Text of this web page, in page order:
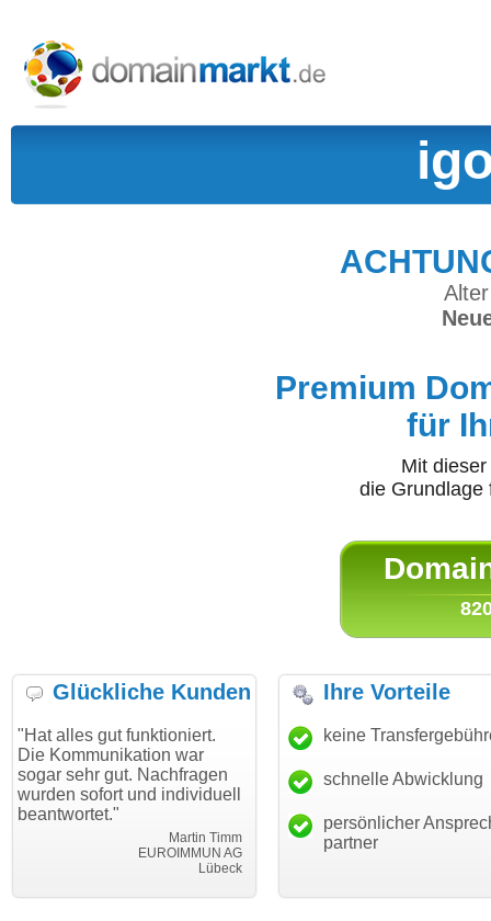
Premium
für
Mit
die
Glückliche Kunden
gut funktioniert.
war
gut. Nachfragen
und individuell
EUROIMMUN AG
"Danke für den schnellen
Transfer und guten Service!"
Thomas Schäfer
i can eckert communication GmbH
"Ich bin
haben.
mein
Ihre Vorteile
keine
schnelle Abwicklung
persönlicher
partner